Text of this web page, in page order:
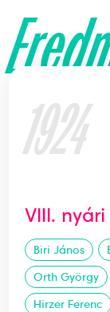
1924
VIII.
Biri János
Orth György
Hirzer Ferenc